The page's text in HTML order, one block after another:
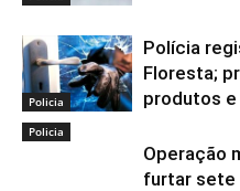
Policia
Polícia
Floresta;
produtos e
Policia
Operação
furtar sete